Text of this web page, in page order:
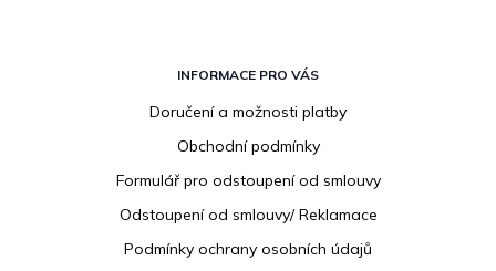
INFORMACE PRO VÁS
Doručení a možnosti platby
Obchodní podmínky
Formulář pro odstoupení od smlouvy
Odstoupení od smlouvy/ Reklamace
Podmínky ochrany osobních údajů